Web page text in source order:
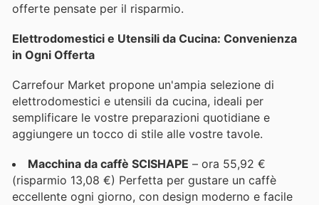
offerte pensate per il risparmio.
Elettrodomestici e Utensili da Cucina: Convenienza
in Ogni Offerta
Carrefour Market propone un'ampia selezione di
elettrodomestici e utensili da cucina, ideali per
semplificare le vostre preparazioni quotidiane e
aggiungere un tocco di stile alle vostre tavole.
Macchina da caffè SCISHAPE – ora 55,92 €
(risparmio 13,08 €) Perfetta per gustare un caffè
eccellente ogni giorno, con design moderno e facile